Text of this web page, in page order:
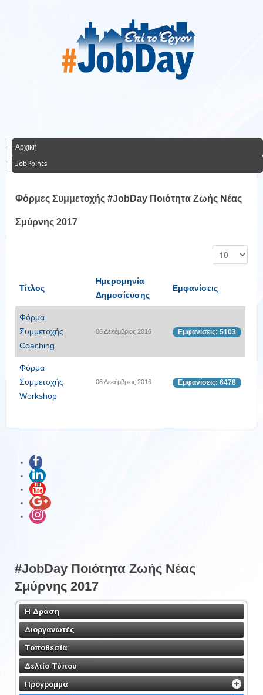
Αρχική
JobPoints
Φόρμες Συμμετοχής #JobDay Ποιότητα Ζωής Νέας
Σμύρνης 2017
Τίτλος
Ημερομηνία
Δημοσίευσης
Εμφανίσεις
Φόρμα
Συμμετοχής
Coaching
06 Δεκέμβριος 2016 Εμφανίσεις: 5103
Φόρμα
Συμμετοχής
Workshop
06 Δεκέμβριος 2016 Εμφανίσεις: 6478
#JobDay Ποιότητα Ζωής Νέας
Σμύρνης 2017
Η Δράση
Διοργανωτές
Τοποθεσία
Δελτίο Τύπου
Πρόγραμμα